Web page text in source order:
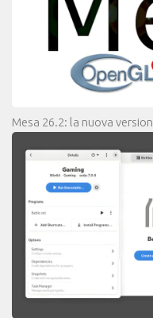
Mesa 26.2: la nuova